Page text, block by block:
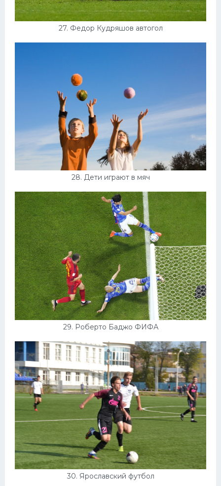
27. Федор Кудряшов автогол
28. Дети играют в мяч
29. Роберто Баджо ФИФА
30. Ярославский футбол